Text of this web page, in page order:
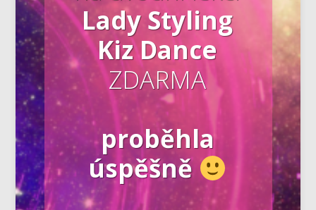
Lady Styling
Kiz Dance
ZDARMA
proběhla
úspěšně